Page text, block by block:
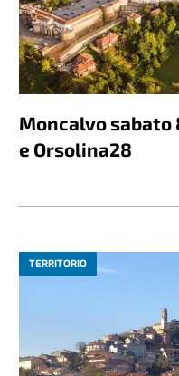
Moncalvo sabato
e Orsolina28
TERRITORIO